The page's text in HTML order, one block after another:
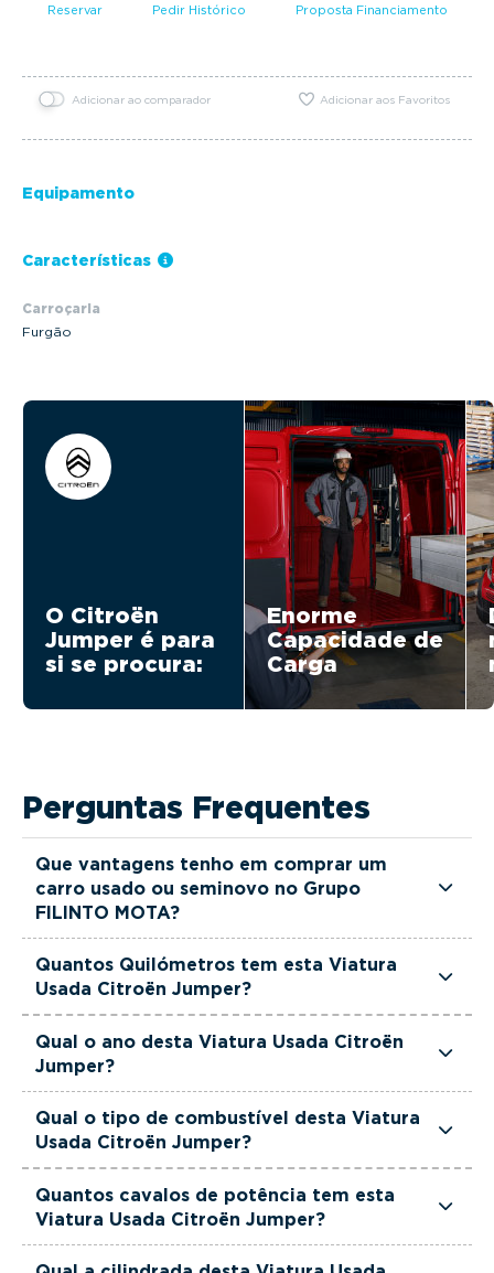
Reservar Pedir Histórico Proposta Financiamento
Adicionar ao comparador Adicionar aos Favoritos
Equipamento
Características
Carroçaria
Furgão
O Citroën
Jumper é para
si se procura:
Enorme
Capacidade de
Carga
Perguntas Frequentes
Que vantagens tenho em comprar um
carro usado ou seminovo no Grupo
FILINTO MOTA?
FILINTO MOTA são rigorosamente selecionadas
quilómetros reais garantidos. Além disso, dispõe
de uma equipa de gestores comerciais dedicada,
pronta a ajudá-lo a encontrar a viatura que
melhor se adapta às suas necessidades e ao seu
orçamento.
Quantos Quilómetros tem esta Viatura
Usada Citroën Jumper?
actualmente 131248 km.
Qual o ano desta Viatura Usada Citroën
Jumper?
Qual o tipo de combustível desta Viatura
Usada Citroën Jumper?
equipada com uma motorização Diesel.
Quantos cavalos de potência tem esta
Viatura Usada Citroën Jumper?